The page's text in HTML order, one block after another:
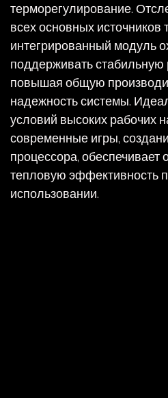
терморегулирование.
всех основных источников
интегрированный модуль
поддерживать стабильную
повышая общую
надежность системы.
условий высоких рабочих
современные игры,
процессора, обеспечивает
тепловую эффективность
использовании.